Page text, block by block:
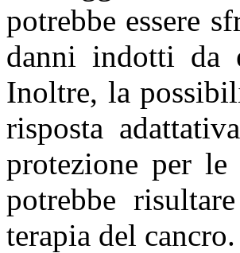
potrebbe essere
danni indotti da
Inoltre, la
risposta
protezione per
potrebbe
terapia del cancro.